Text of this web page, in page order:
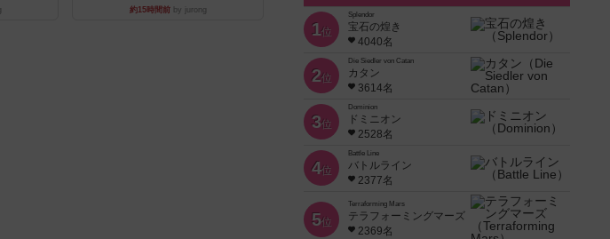
約15時間前by jurong
1位
Splendor
宝石の煌き
4040名
2位
Die Siedler von Catan
カタン
3614名
3位
Dominion
ドミニオン
2528名
4位
Battle Line
バトルライン
2377名
5位
Terraforming Mars
テラフォーミングマーズ
2369名